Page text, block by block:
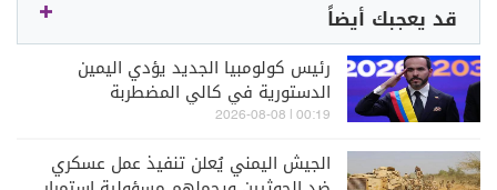
قد يعجبك أيضاً
رئيس كولومبيا الجديد يؤدي اليمين
الدستورية في كالي المضطربة
00:19 | 2026-08-08
الجيش اليمني يُعلن تنفيذ عمل عسكري